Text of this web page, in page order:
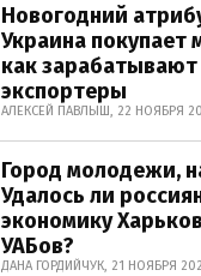
Новогодний
Украина покупает
как
экспортеры
АЛЕКСЕЙ ПАВЛЫШ, 22 НОЯБРЯ
Город молодежи,
Удалось ли
экономику
УАБов?
ДАНА ГОРДИЙЧУК, 21 НОЯБРЯ